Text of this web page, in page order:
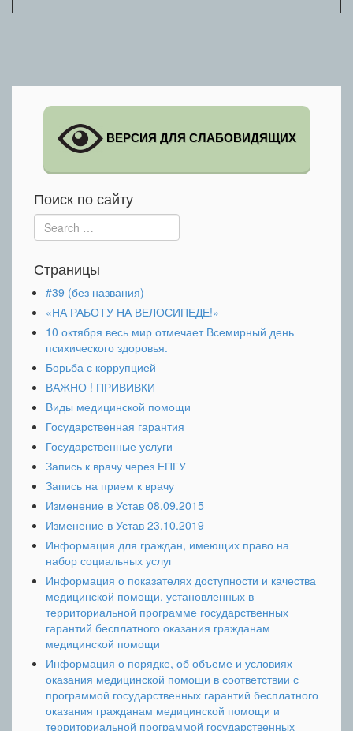
ВЕРСИЯ ДЛЯ СЛАБОВИДЯЩИХ
Поиск по сайту
Search:
Страницы
#39 (без названия)
«НА РАБОТУ НА ВЕЛОСИПЕДЕ!»
10 октября весь мир отмечает Всемирный день
психического здоровья.
Борьба с коррупцией
ВАЖНО ! ПРИВИВКИ
Виды медицинской помощи
Государственная гарантия
Государственные услуги
Запись к врачу через ЕПГУ
Запись на прием к врачу
Изменение в Устав 08.09.2015
Изменение в Устав 23.10.2019
Информация для граждан, имеющих право на
набор социальных услуг
Информация о показателях доступности и качества
медицинской помощи, установленных в
территориальной программе государственных
гарантий бесплатного оказания гражданам
медицинской помощи
Информация о порядке, об объеме и условиях
оказания медицинской помощи в соответствии с
программой государственных гарантий бесплатного
оказания гражданам медицинской помощи и
территориальной программой государственных